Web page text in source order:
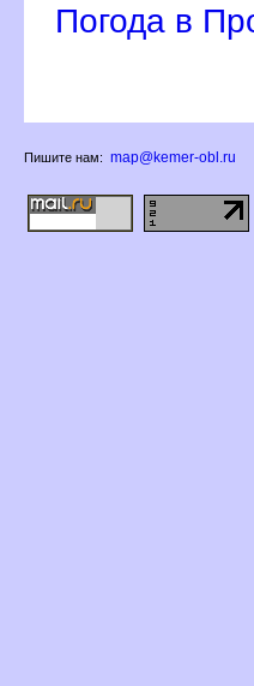
Погода в
Пишите нам: map@kemer-obl.ru